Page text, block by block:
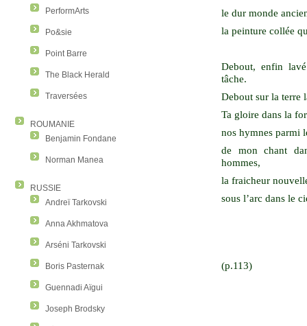
PerformArts
Po&sie
Point Barre
The Black Herald
Traversées
ROUMANIE
Benjamin Fondane
Norman Manea
RUSSIE
Andreï Tarkovski
Anna Akhmatova
Arséni Tarkovski
Boris Pasternak
Guennadi Aïgui
Joseph Brodsky
le dur monde
la peinture collée
Debout, enfin
tâche.
Debout sur la terre
Ta gloire dans la
nos hymnes parmi
de mon chant
hommes,
la fraicheur
sous l’arc dans le
(p.113)